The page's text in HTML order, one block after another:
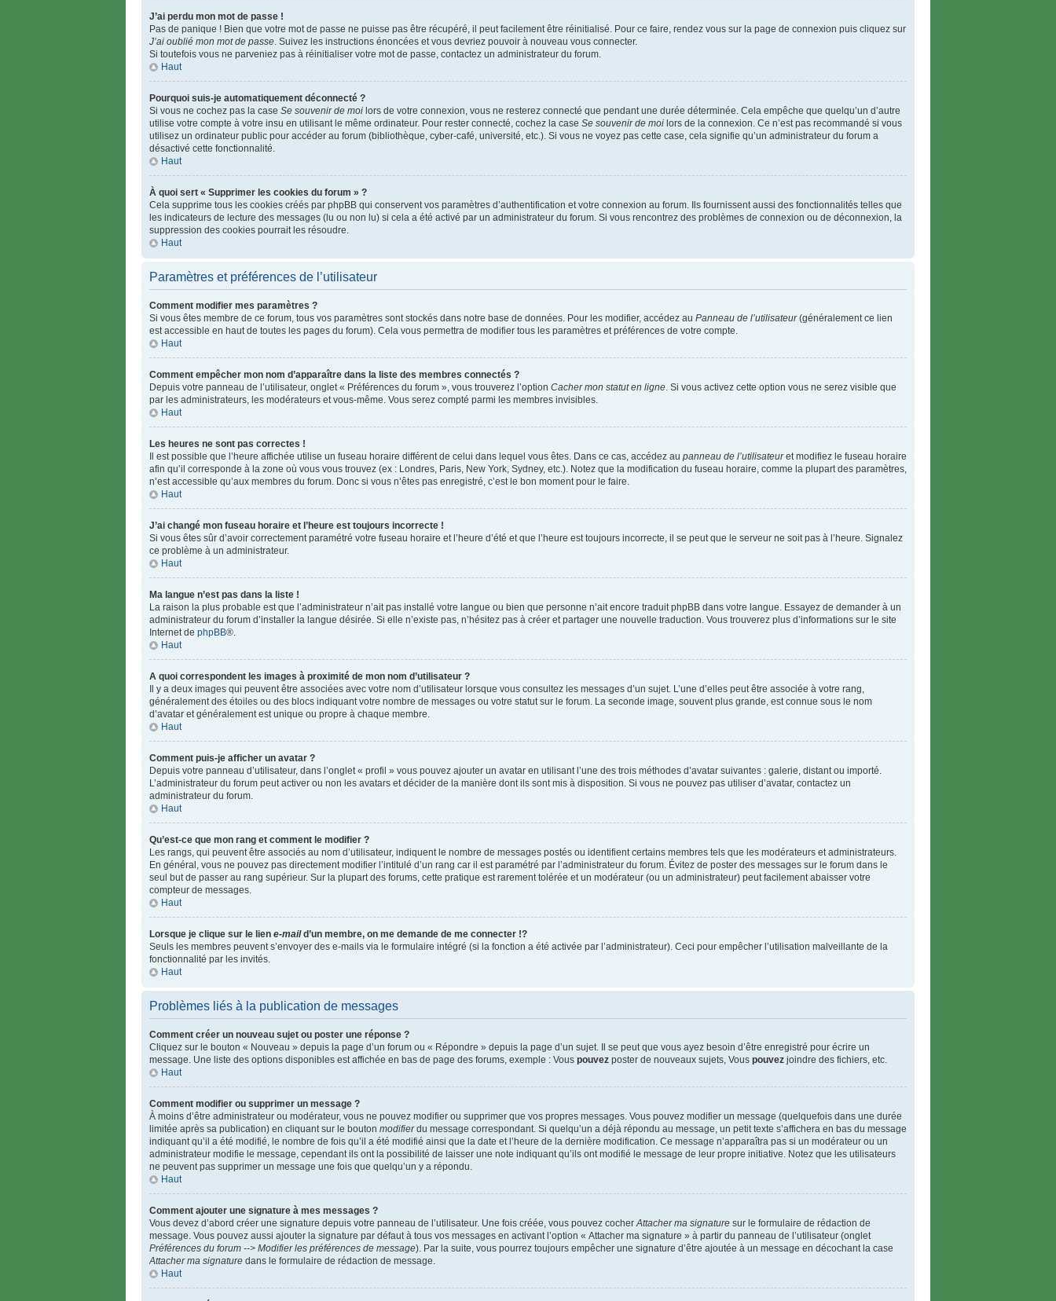
J’ai perdu mon mot de passe !
Pas de panique ! Bien que votre mot de passe ne puisse pas être récupéré, il peut facilement être réinitialisé. Pour ce faire, rendez vous sur la page de connexion puis cliquez sur
J’ai oublié mon mot de passe . Suivez les instructions énoncées et vous devriez pouvoir à nouveau vous connecter.
Si toutefois vous ne parveniez pas à réinitialiser votre mot de passe, contactez un administrateur du forum.
Haut
Pourquoi suis-je automatiquement déconnecté ?
Si vous ne cochez pas la case Se souvenir de moi lors de votre connexion, vous ne resterez connecté que pendant une durée déterminée. Cela empêche que quelqu’un d’autre
utilise votre compte à votre insu en utilisant le même ordinateur. Pour rester connecté, cochez la case Se souvenir de moi lors de la connexion. Ce n’est pas recommandé si vous
utilisez un ordinateur public pour accéder au forum (bibliothèque, cyber-café, université, etc.). Si vous ne voyez pas cette case, cela signifie qu’un administrateur du forum a
désactivé cette fonctionnalité.
Haut
À quoi sert « Supprimer les cookies du forum » ?
Cela supprime tous les cookies créés par phpBB qui conservent vos paramètres d’authentification et votre connexion au forum. Ils fournissent aussi des fonctionnalités telles que
les indicateurs de lecture des messages (lu ou non lu) si cela a été activé par un administrateur du forum. Si vous rencontrez des problèmes de connexion ou de déconnexion, la
suppression des cookies pourrait les résoudre.
Haut
Paramètres et préférences de l’utilisateur
Comment modifier mes paramètres ?
Si vous êtes membre de ce forum, tous vos paramètres sont stockés dans notre base de données. Pour les modifier, accédez au Panneau de l’utilisateur(généralement ce lien
est accessible en haut de toutes les pages du forum). Cela vous permettra de modifier tous les paramètres et préférences de votre compte.
Haut
Comment empêcher mon nom d’apparaître dans la liste des membres connectés ?
Depuis votre panneau de l’utilisateur, onglet « Préférences du forum », vous trouverez l’option Cacher mon statut en ligne . Si vous activez cette option vous ne serez visible que
par les administrateurs, les modérateurs et vous-même. Vous serez compté parmi les membres invisibles.
Haut
Les heures ne sont pas correctes !
Il est possible que l’heure affichée utilise un fuseau horaire différent de celui dans lequel vous êtes. Dans ce cas, accédez au panneau de l’utilisateuret modifiez le fuseau horaire
afin qu’il corresponde à la zone où vous vous trouvez (ex : Londres, Paris, New York, Sydney, etc.). Notez que la modification du fuseau horaire, comme la plupart des paramètres,
n’est accessible qu’aux membres du forum. Donc si vous n’êtes pas enregistré, c’est le bon moment pour le faire.
Haut
J’ai changé mon fuseau horaire et l’heure est toujours incorrecte !
Si vous êtes sûr d’avoir correctement paramétré votre fuseau horaire et l’heure d’été et que l’heure est toujours incorrecte, il se peut que le serveur ne soit pas à l’heure. Signalez
ce problème à un administrateur.
Haut
Ma langue n’est pas dans la liste !
La raison la plus probable est que l’administrateur n’ait pas installé votre langue ou bien que personne n’ait encore traduit phpBB dans votre langue. Essayez de demander à un
administrateur du forum d’installer la langue désirée. Si elle n’existe pas, n’hésitez pas à créer et partager une nouvelle traduction. Vous trouverez plus d’informations sur le site
Internet de phpBB®.
Haut
A quoi correspondent les images à proximité de mon nom d’utilisateur ?
Il y a deux images qui peuvent être associées avec votre nom d’utilisateur lorsque vous consultez les messages d’un sujet. L’une d’elles peut être associée à votre rang,
généralement des étoiles ou des blocs indiquant votre nombre de messages ou votre statut sur le forum. La seconde image, souvent plus grande, est connue sous le nom
d’avatar et généralement est unique ou propre à chaque membre.
Haut
Comment puis-je afficher un avatar ?
Depuis votre panneau d’utilisateur, dans l’onglet « profil » vous pouvez ajouter un avatar en utilisant l’une des trois méthodes d’avatar suivantes : galerie, distant ou importé.
L’administrateur du forum peut activer ou non les avatars et décider de la manière dont ils sont mis à disposition. Si vous ne pouvez pas utiliser d’avatar, contactez un
administrateur du forum.
Haut
Qu’est-ce que mon rang et comment le modifier ?
Les rangs, qui peuvent être associés au nom d’utilisateur, indiquent le nombre de messages postés ou identifient certains membres tels que les modérateurs et administrateurs.
En général, vous ne pouvez pas directement modifier l’intitulé d’un rang car il est paramétré par l’administrateur du forum. Évitez de poster des messages sur le forum dans le
seul but de passer au rang supérieur. Sur la plupart des forums, cette pratique est rarement tolérée et un modérateur (ou un administrateur) peut facilement abaisser votre
compteur de messages.
Haut
Lorsque je clique sur le lien e-maild’un membre, on me demande de me connecter !?
Seuls les membres peuvent s’envoyer des e-mails via le formulaire intégré (si la fonction a été activée par l’administrateur). Ceci pour empêcher l’utilisation malveillante de la
fonctionnalité par les invités.
Haut
Problèmes liés à la publication de messages
Comment créer un nouveau sujet ou poster une réponse ?
Cliquez sur le bouton « Nouveau » depuis la page d’un forum ou « Répondre » depuis la page d’un sujet. Il se peut que vous ayez besoin d’être enregistré pour écrire un
message. Une liste des options disponibles est affichée en bas de page des forums, exemple : Vous pouvez poster de nouveaux sujets, Vous pouvez joindre des fichiers, etc.
Haut
Comment modifier ou supprimer un message ?
À moins d’être administrateur ou modérateur, vous ne pouvez modifier ou supprimer que vos propres messages. Vous pouvez modifier un message (quelquefois dans une durée
limitée après sa publication) en cliquant sur le bouton modifierdu message correspondant. Si quelqu’un a déjà répondu au message, un petit texte s’affichera en bas du message
indiquant qu’il a été modifié, le nombre de fois qu’il a été modifié ainsi que la date et l’heure de la dernière modification. Ce message n’apparaîtra pas si un modérateur ou un
administrateur modifie le message, cependant ils ont la possibilité de laisser une note indiquant qu’ils ont modifié le message de leur propre initiative. Notez que les utilisateurs
ne peuvent pas supprimer un message une fois que quelqu’un y a répondu.
Haut
Comment ajouter une signature à mes messages ?
Vous devez d’abord créer une signature depuis votre panneau de l’utilisateur. Une fois créée, vous pouvez cocher Attacher ma signature sur le formulaire de rédaction de
message. Vous pouvez aussi ajouter la signature par défaut à tous vos messages en activant l’option « Attacher ma signature » à partir du panneau de l’utilisateur (onglet
Préférences du forum --> Modifier les préférences de message). Par la suite, vous pourrez toujours empêcher une signature d’être ajoutée à un message en décochant la case
Attacher ma signature dans le formulaire de rédaction de message.
Haut